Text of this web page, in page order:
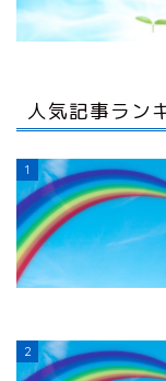
人気記事ラン
1
2